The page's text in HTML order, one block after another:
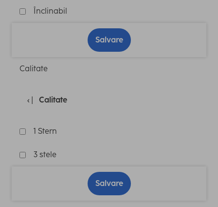
Înclinabil
Salvare
Calitate
Calitate
1 Stern
3 stele
Salvare